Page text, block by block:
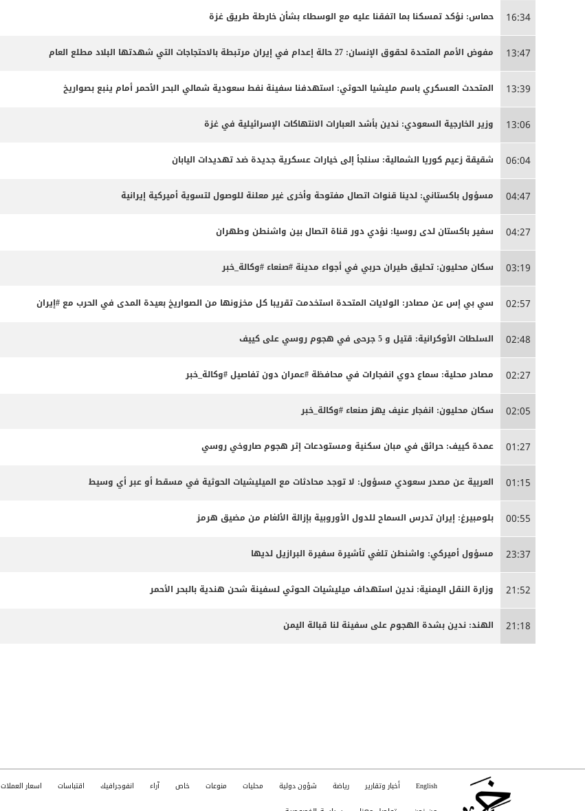
16:34 حماس: نؤكد تمسكنا بما اتفقنا عليه مع الوسطاء بشأن خارطة طريق غزة
13:47 مفوض الأمم المتحدة لحقوق الإنسان: 27 حالة إعدام في إيران مرتبطة بالاحتجاجات التي شهدتها البلاد مطلع العام
13:39 المتحدث العسكري باسم مليشيا الحوثي: استهدفنا سفينة نفط سعودية شمالي البحر الأحمر أمام ينبع بصواريخ
13:06 وزير الخارجية السعودي: ندين بأشد العبارات الانتهاكات الإسرائيلية في غزة
06:04 شقيقة زعيم كوريا الشمالية: سنلجأ إلى خيارات عسكرية جديدة ضد تهديدات اليابان
04:47 مسؤول باكستاني: لدينا قنوات اتصال مفتوحة وأخرى غير معلنة للوصول لتسوية أميركية إيرانية
04:27 سفير باكستان لدى روسيا: نؤدي دور قناة اتصال بين واشنطن وطهران
03:19 سكان محليون: تحليق طيران حربي في أجواء مدينة #صنعاء #وكالة_خبر
02:57 سي بي إس عن مصادر: الولايات المتحدة استخدمت تقريبا كل مخزونها من الصواريخ بعيدة المدى في الحرب مع #إيران
02:48 السلطات الأوكرانية: قتيل و 5 جرحى في هجوم روسي على كييف
02:27 مصادر محلية: سماع دوي انفجارات في محافظة #عمران دون تفاصيل #وكالة_خبر
02:05 سكان محليون: انفجار عنيف يهز صنعاء #وكالة_خبر
01:27 عمدة كييف: حرائق في مبان سكنية ومستودعات إثر هجوم صاروخي روسي
01:15 العربية عن مصدر سعودي مسؤول: لا توجد محادثات مع الميليشيات الحوثية في مسقط أو عبر أي وسيط
00:55 بلومبيرغ: إيران تدرس السماح للدول الأوروبية بإزالة الألغام من مضيق هرمز
23:37 مسؤول أميركي: واشنطن تلغي تأشيرة سفيرة البرازيل لديها
21:52 وزارة النقل اليمنية: ندين استهداف ميليشيات الحوثي لسفينة شحن هندية بالبحر الأحمر
21:18 الهند: ندين بشدة الهجوم على سفينة لنا قبالة اليمن
English أخبار وتقارير رياضة شؤون دولية محليات منوعات خاص آراء انفوجرافيك اقتباسات اسعار العملات